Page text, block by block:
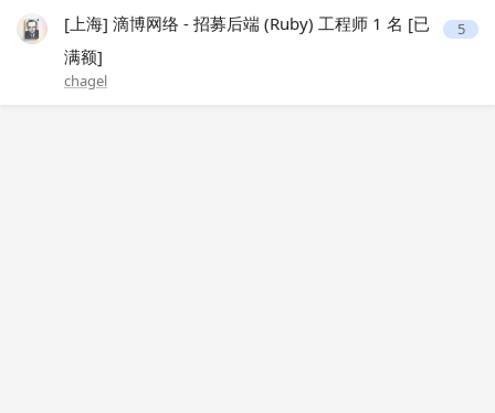
[上海] 滴博网络 - 招募后端 (Ruby) 工程师 1 名 [已
满额]
chagel
5